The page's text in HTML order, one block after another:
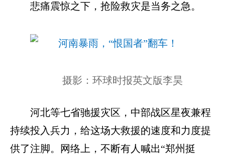
悲痛震惊之下，抢险救灾是当务之急。
摄影：环球时报英文版李昊
河北等七省驰援灾区，中部战区星夜兼程
持续投入兵力，给这场大救援的速度和力度提
供了注脚。网络上，不断有人喊出“郑州挺